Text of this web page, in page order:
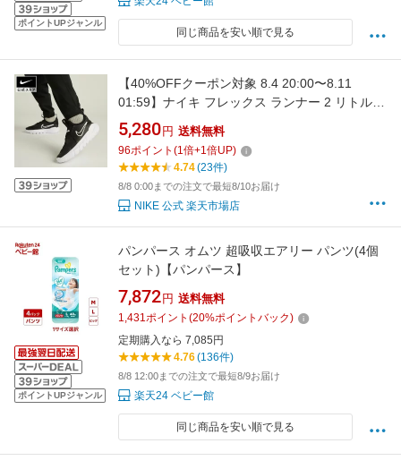
ポイントUPジャンル
同じ商品を安い順で見る
【40%OFFクーポン対象 8.4 20:00〜8.11
01:59】ナイキ フレックス ランナー 2 リトルキ
ッズシューズ NIKE シューズ キッズ スニーカー
リトルキッズ ランニング SU23 黒 靴 dj6040-
002 アウトドア
5,280 円 送料無料
96ポイント (1倍+1倍UP)
4.74(23件)
8/8 0:00までの注文で最短8/10お届け
NIKE 公式 楽天市場店
ポイントUPジャンル
パンパース オムツ 超吸収エアリー パンツ(4個
セット)【パンパース】
7,872 円 送料無料
1,431ポイント (20%ポイントバック)
定期購入なら 7,085円
4.76(136件)
8/8 12:00までの注文で最短8/9お届け
楽天24 ベビー館
同じ商品を安い順で見る